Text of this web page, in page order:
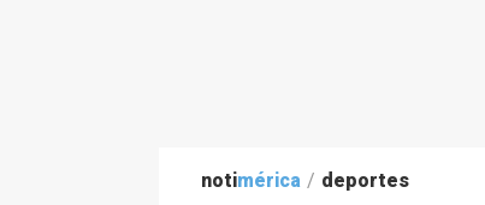
notimérica / deportes